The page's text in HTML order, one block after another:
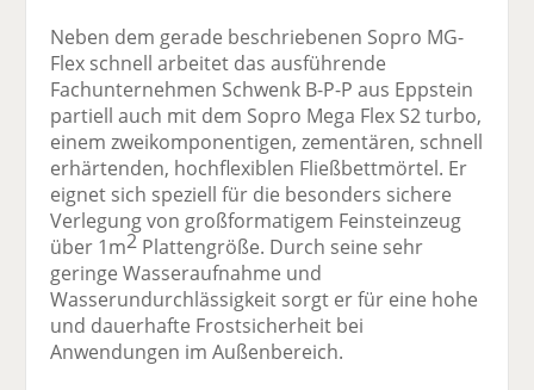
Neben dem gerade beschriebenen Sopro MG-
Flex schnell arbeitet das ausführende
Fachunternehmen Schwenk B-P-P aus Eppstein
partiell auch mit dem Sopro Mega Flex S2 turbo,
einem zweikomponentigen, zementären, schnell
erhärtenden, hochflexiblen Fließbettmörtel. Er
eignet sich speziell für die besonders sichere
Verlegung von großformatigem Feinsteinzeug
über 1m2 Plattengröße. Durch seine sehr
geringe Wasseraufnahme und
Wasserundurchlässigkeit sorgt er für eine hohe
und dauerhafte Frostsicherheit bei
Anwendungen im Außenbereich.